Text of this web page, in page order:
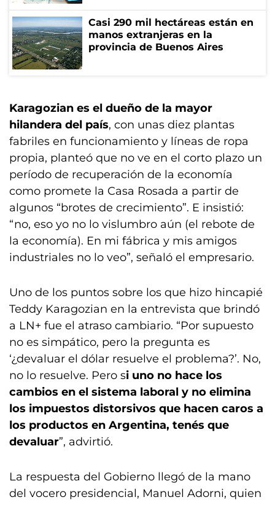
Casi 290 mil hectáreas están en
manos extranjeras en la
provincia de Buenos Aires
Karagozian es el dueño de la mayor
hilandera del país, con unas diez plantas
fabriles en funcionamiento y líneas de ropa
propia, planteó que no ve en el corto plazo un
período de recuperación de la economía
como promete la Casa Rosada a partir de
algunos “brotes de crecimiento”. E insistió:
“no, eso yo no lo vislumbro aún (el rebote de
la economía). En mi fábrica y mis amigos
industriales no lo veo”, señaló el empresario.
Uno de los puntos sobre los que hizo hincapié
Teddy Karagozian en la entrevista que brindó
a LN+ fue el atraso cambiario. “Por supuesto
no es simpático, pero la pregunta es
‘¿devaluar el dólar resuelve el problema?’. No,
no lo resuelve. Pero si uno no hace los
cambios en el sistema laboral y no elimina
los impuestos distorsivos que hacen caros a
los productos en Argentina, tenés que
devaluar”, advirtió.
La respuesta del Gobierno llegó de la mano
del vocero presidencial, Manuel Adorni, quien